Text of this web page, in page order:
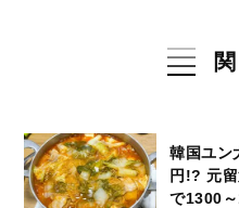
韓国ユン
円!? 元
で1300～